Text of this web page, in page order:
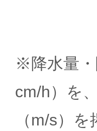
※降水量・
cm/h）を
（m/s）